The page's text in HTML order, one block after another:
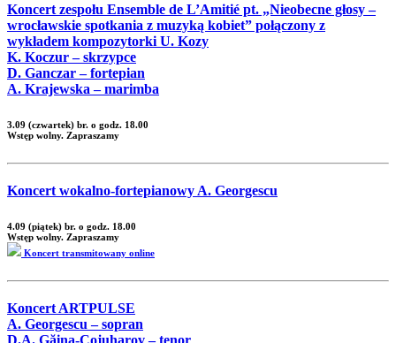
Koncert zespołu Ensemble de L’Amitié pt. „Nieobecne głosy –
wrocławskie spotkania z muzyką kobiet” połączony z
wykładem kompozytorki U. Kozy
K. Koczur – skrzypce
D. Ganczar – fortepian
A. Krajewska – marimba
3.09 (czwartek) br. o godz. 18.00
Wstęp wolny. Zapraszamy
Koncert wokalno-fortepianowy A. Georgescu
4.09 (piątek) br. o godz. 18.00
Wstęp wolny. Zapraszamy
Koncert transmitowany online
Koncert ARTPULSE
A. Georgescu – sopran